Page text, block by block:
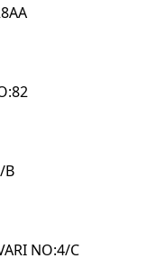
B
NO:4/C